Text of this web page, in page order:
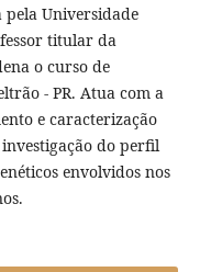
pela Universidade
titular da
o curso de
- PR. Atua com a
e caracterização
do perfil
envolvidos nos